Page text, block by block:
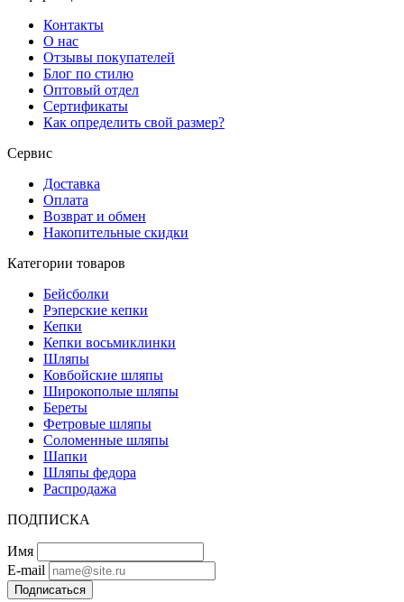
Контакты
О нас
Отзывы покупателей
Блог по стилю
Оптовый отдел
Сертификаты
Как определить свой размер?
Сервис
Доставка
Оплата
Возврат и обмен
Накопительные скидки
Категории товаров
Бейсболки
Рэперские кепки
Кепки
Кепки восьмиклинки
Шляпы
Ковбойские шляпы
Широкополые шляпы
Береты
Фетровые шляпы
Соломенные шляпы
Шапки
Шляпы федора
Распродажа
ПОДПИСКА
Имя
E-mail
Подписаться